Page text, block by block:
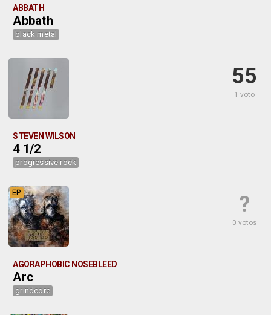
ABBATH
Abbath
black metal
55
1 voto
STEVEN WILSON
4 1/2
progressive rock
?
0 votos
EP
AGORAPHOBIC NOSEBLEED
Arc
grindcore